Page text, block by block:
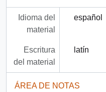
Idioma del
material
español
Escritura
del material
latín
ÁREA DE NOTAS